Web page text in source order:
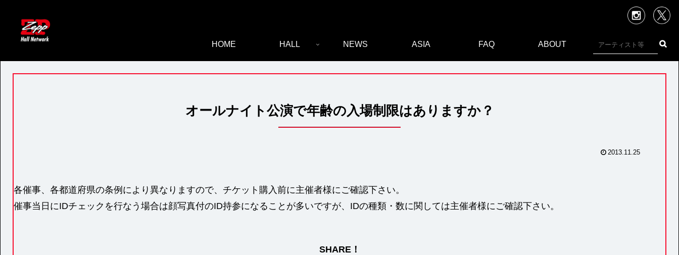
X
HOME HALL NEWS ASIA FAQ ABOUT
オールナイト公演で年齢の入場制限はありますか？
2013.11.25
各催事、各都道府県の条例により異なりますので、チケット購入前に主催者様にご確認下さい。
催事当日にIDチェックを行なう場合は顔写真付のID持参になることが多いですが、IDの種類・数に関しては主催者様にご確認下さい。
SHARE！